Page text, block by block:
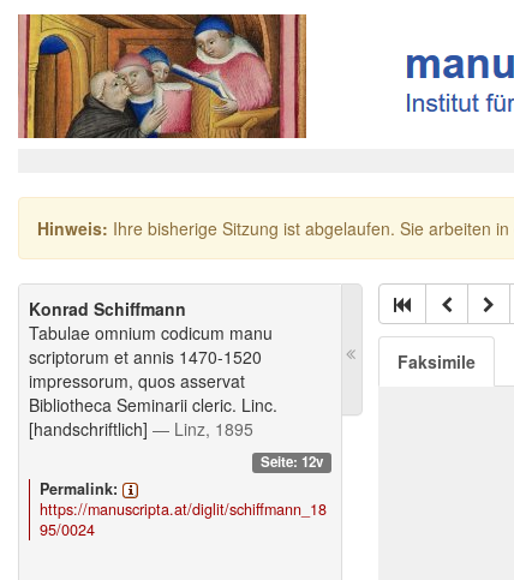
Hinweis: Ihre bisherige Sitzung ist abgelaufen. Sie arbeiten
Konrad Schiffmann
Tabulae omnium codicum manu
scriptorum et annis 1470-1520
impressorum, quos asservat
Bibliotheca Seminarii cleric. Linc.
[handschriftlich] — Linz, 1895
Seite: 12v
Permalink:
https://manuscripta.at/diglit/schiffmann_18
95/0024
Faksimile